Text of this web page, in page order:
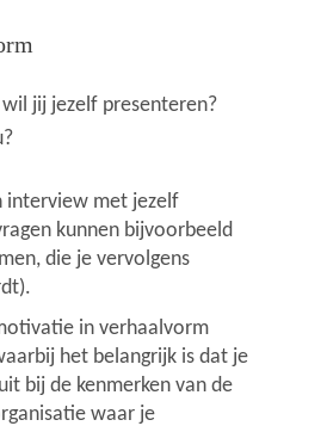
jij jezelf presenteren?
interview met jezelf
kunnen bijvoorbeeld
die je vervolgens
in verhaalvorm
het belangrijk is dat je
bij de kenmerken van de
waar je